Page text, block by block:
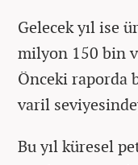
Gelecek yıl ise
milyon 150 bin
Önceki raporda
varil
Bu yıl küresel